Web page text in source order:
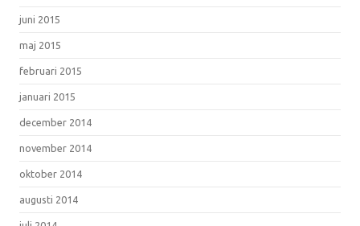
juni 2015
maj 2015
februari 2015
januari 2015
december 2014
november 2014
oktober 2014
augusti 2014